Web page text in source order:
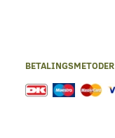
BETALINGSMETODER